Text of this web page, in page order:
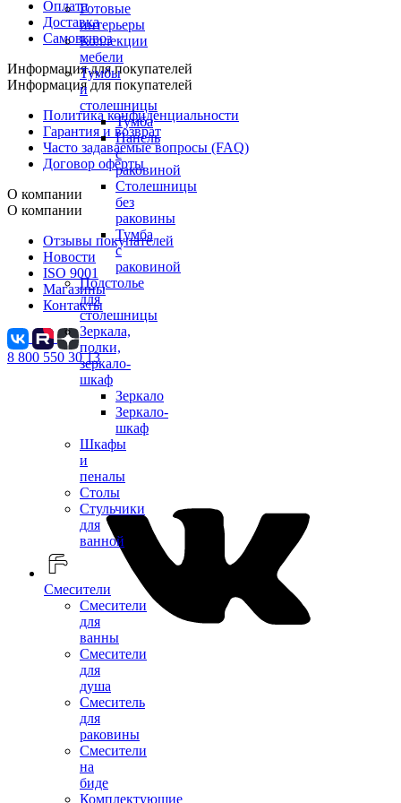
Готовые
интерьеры
Коллекции
мебели
Тумбы
и
столешницы
Тумба
Панель
с
раковиной
Столешницы
без
раковины
Тумба
с
раковиной
Подстолье
для
столешницы
Зеркала,
полки,
зеркало-
шкаф
Зеркало
Зеркало-
шкаф
Шкафы
и
пеналы
Столы
Стульчики
для
ванной
Смесители
Смесители
для
ванны
Смесители
для
душа
Смеситель
для
раковины
Смесители
на
биде
Комплектующие
Оплата
Доставка
Самовывоз
Информация для покупателей
Информация для покупателей
Политика конфиденциальности
Гарантия и возврат
Часто задаваемые вопросы (FAQ)
Договор оферты
О компании
О компании
Отзывы покупателей
Новости
ISO 9001
Магазины
Контакты
8 800 550 30 13